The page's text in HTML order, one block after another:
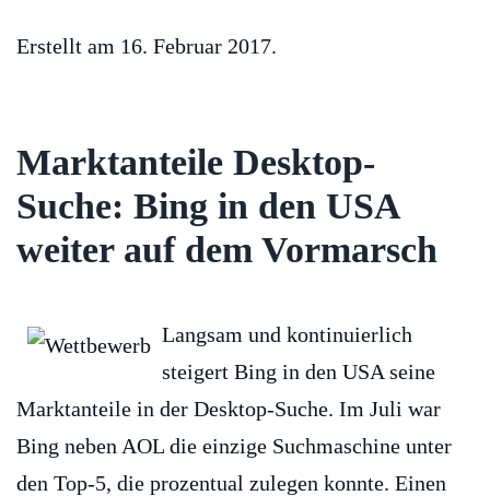
Erstellt am 16. Februar 2017.
Marktanteile Desktop-
Suche: Bing in den USA
weiter auf dem Vormarsch
Langsam und kontinuierlich
steigert Bing in den USA seine
Marktanteile in der Desktop-Suche. Im Juli war
Bing neben AOL die einzige Suchmaschine unter
den Top-5, die prozentual zulegen konnte. Einen